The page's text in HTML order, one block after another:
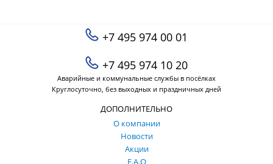
+7 495 974 00 01
+7 495 974 10 20
Аварийные и коммунальные службы в посёлках
Круглосуточно, без выходных и праздничных дней
ДОПОЛНИТЕЛЬНО
О компании
Новости
Акции
F.A.Q